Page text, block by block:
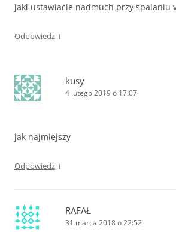
jaki ustawiacie nadmuch przy spalaniu
Odpowiedz ↓
kusy
4 lutego 2019 o 17:07
jak najmiejszy
Odpowiedz ↓
RAFAŁ
31 marca 2018 o 22:52